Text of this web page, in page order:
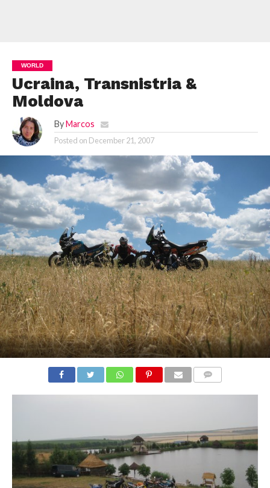
WORLD
Ucraina, Transnistria &
Moldova
By Marcos
Posted on December 21, 2007